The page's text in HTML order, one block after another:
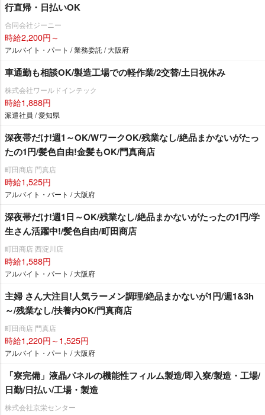
行直帰・日払いOK
合同会社ジーニー
時給2,200円～
アルバイト・パート / 業務委託 / 大阪府
車通勤も相談OK/製造工場での軽作業/2交替/土日祝休み
株式会社ワールドインテック
時給1,888円
派遣社員 / 愛知県
深夜帯だけ!週1～OK/WワークOK/残業なし/絶品まかないがたっ
たの1円/髪色自由!金髪もOK/門真商店
町田商店 門真店
時給1,525円
アルバイト・パート / 大阪府
深夜帯だけ!週1日～OK/残業なし/絶品まかないがたったの1円/学
生さん活躍中!/髪色自由/町田商店
町田商店 西淀川店
時給1,588円
アルバイト・パート / 大阪府
主婦 さん大注目!人気ラーメン調理/絶品まかないが1円/週1&3h
～/残業なし/扶養内OK/門真商店
町田商店 門真店
時給1,220円～1,525円
アルバイト・パート / 大阪府
「寮完備」液晶パネルの機能性フィルム製造/即入寮/製造・工場/
日勤/日払い/工場・製造
株式会社京栄センター